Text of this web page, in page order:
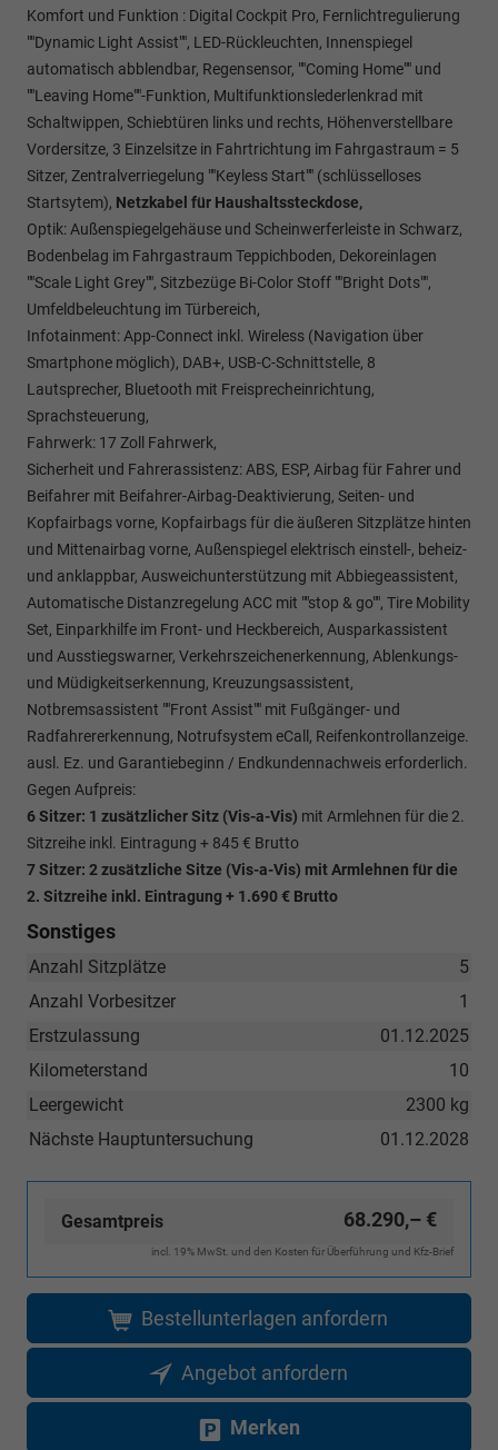
Komfort und Funktion : Digital Cockpit Pro, Fernlichtregulierung
""Dynamic Light Assist"", LED-Rückleuchten, Innenspiegel
automatisch abblendbar, Regensensor, ""Coming Home"" und
""Leaving Home""-Funktion, Multifunktionslederlenkrad mit
Schaltwippen, Schiebtüren links und rechts, Höhenverstellbare
Vordersitze, 3 Einzelsitze in Fahrtrichtung im Fahrgastraum = 5
Sitzer, Zentralverriegelung ""Keyless Start"" (schlüsselloses
Startsytem), Netzkabel für Haushaltssteckdose,
Optik: Außenspiegelgehäuse und Scheinwerferleiste in Schwarz,
Bodenbelag im Fahrgastraum Teppichboden, Dekoreinlagen
""Scale Light Grey"", Sitzbezüge Bi-Color Stoff ""Bright Dots"",
Umfeldbeleuchtung im Türbereich,
Infotainment: App-Connect inkl. Wireless (Navigation über
Smartphone möglich), DAB+, USB-C-Schnittstelle, 8
Lautsprecher, Bluetooth mit Freisprecheinrichtung,
Sprachsteuerung,
Fahrwerk: 17 Zoll Fahrwerk,
Sicherheit und Fahrerassistenz: ABS, ESP, Airbag für Fahrer und
Beifahrer mit Beifahrer-Airbag-Deaktivierung, Seiten- und
Kopfairbags vorne, Kopfairbags für die äußeren Sitzplätze hinten
und Mittenairbag vorne, Außenspiegel elektrisch einstell-, beheiz-
und anklappbar, Ausweichunterstützung mit Abbiegeassistent,
Automatische Distanzregelung ACC mit ""stop & go"", Tire Mobility
Set, Einparkhilfe im Front- und Heckbereich, Ausparkassistent
und Ausstiegswarner, Verkehrszeichenerkennung, Ablenkungs-
und Müdigkeitserkennung, Kreuzungsassistent,
Notbremsassistent ""Front Assist"" mit Fußgänger- und
Radfahrererkennung, Notrufsystem eCall, Reifenkontrollanzeige.
ausl. Ez. und Garantiebeginn / Endkundennachweis erforderlich.
Gegen Aufpreis:
6 Sitzer: 1 zusätzlicher Sitz (Vis-a-Vis) mit Armlehnen für die 2.
Sitzreihe inkl. Eintragung + 845 € Brutto
7 Sitzer: 2 zusätzliche Sitze (Vis-a-Vis) mit Armlehnen für die
2. Sitzreihe inkl. Eintragung + 1.690 € Brutto
Sonstiges
5
Anzahl Sitzplätze
1
Anzahl Vorbesitzer
01.12.2025
Erstzulassung
10
Kilometerstand
2300 kg
Leergewicht
01.12.2028
Nächste Hauptuntersuchung
Gesamtpreis 68.290,– €
incl. 19% MwSt. und den Kosten für Überführung und Kfz-Brief
Bestellunterlagen anfordern
Angebot anfordern
Merken